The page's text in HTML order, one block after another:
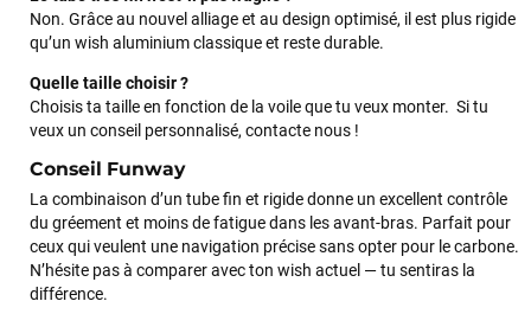
Non. Grâce au nouvel alliage et au design optimisé, il est plus rigide
qu’un wish aluminium classique et reste durable.
Quelle taille choisir ?
Choisis ta taille en fonction de la voile que tu veux monter. Si tu
veux un conseil personnalisé, contacte nous !
Conseil Funway
La combinaison d’un tube fin et rigide donne un excellent contrôle
du gréement et moins de fatigue dans les avant-bras. Parfait pour
ceux qui veulent une navigation précise sans opter pour le carbone.
N’hésite pas à comparer avec ton wish actuel — tu sentiras la
différence.
m'ont trouvé une pépite à laquelle je n'aurais jamais pensé !
Excellent conseil excellent prix et en plus super sympas. Merci
encore pour cette severne dyno !
J'ai acheté une voile d'occasion depuis Tahiti. Super service.
L'envoi a été rapide. La voile est arrivée en super état.
Mauruuru roa.